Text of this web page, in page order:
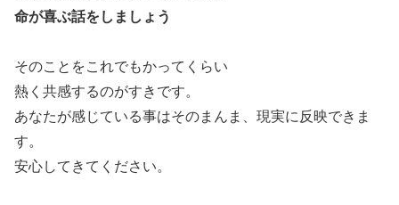
命が喜ぶ話をしましょう
そのことをこれでもかってくらい
熱く共感するのがすきです。
あなたが感じている事はそのまんま、現実に反映できま
す。
安心してきてください。